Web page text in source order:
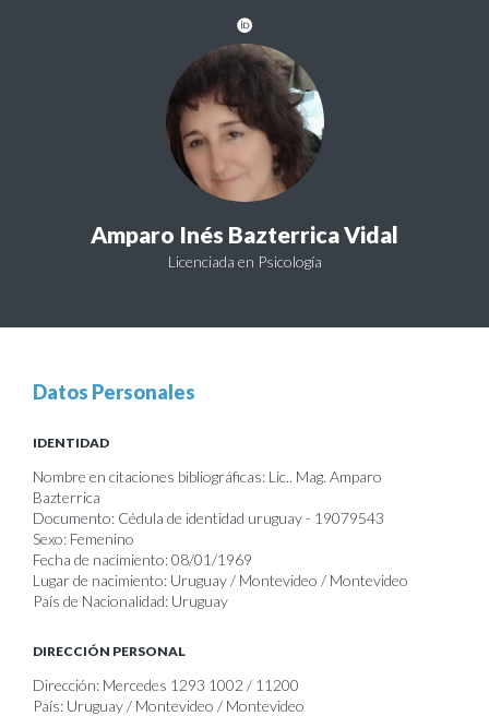
Amparo Inés Bazterrica Vidal
Licenciada en Psicología
Datos Personales
IDENTIDAD
Nombre en citaciones bibliográficas: Lic.. Mag. Amparo
Bazterrica
Documento: Cédula de identidad uruguay - 19079543
Sexo: Femenino
Fecha de nacimiento: 08/01/1969
Lugar de nacimiento: Uruguay / Montevideo / Montevideo
País de Nacionalidad: Uruguay
DIRECCIÓN PERSONAL
Dirección: Mercedes 1293 1002 / 11200
País: Uruguay / Montevideo / Montevideo